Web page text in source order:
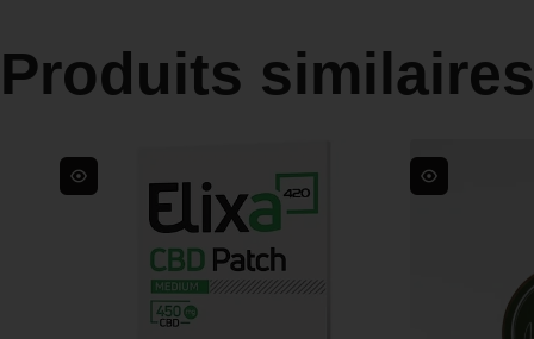
Produits similaires